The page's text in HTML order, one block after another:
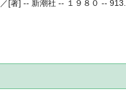
[著] -- 新潮社 -- １９８０ --